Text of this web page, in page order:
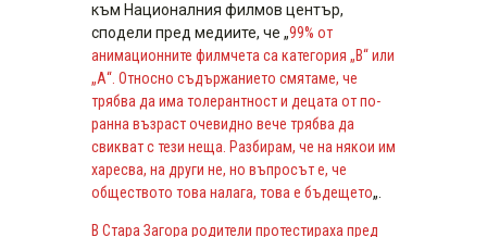
към Националния филмов център,
сподели пред медиите, че „99% от
анимационните филмчета са категория „В“ или
„А“. Относно съдържанието смятаме, че
трябва да има толерантност и децата от по-
ранна възраст очевидно вече трябва да
свикват с тези неща. Разбирам, че на някои им
харесва, на други не, но въпросът е, че
обществото това налага, това е бъдещето„.
В Стара Загора родители протестираха пред